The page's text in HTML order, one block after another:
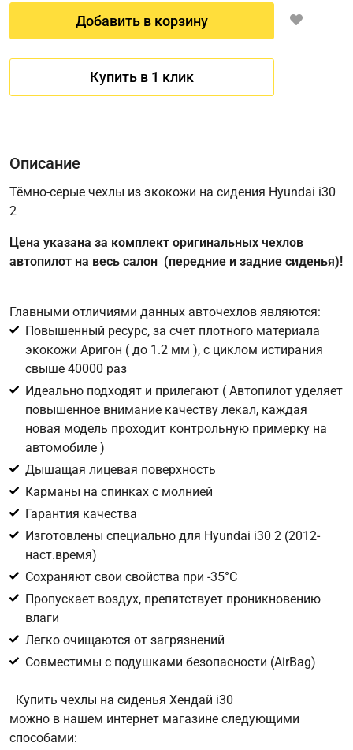
Добавить в корзину
Купить в 1 клик
Имя
Соглашение об обработке персональных данных
Для подтверждения своего согласия на обработку ваших
персональных данных в целях исполнения запроса введите
в поле ниже цифру
Цифра с картинки
Описание
Тёмно-серые чехлы из экокожи на сидения Hyundai i30
2
Цена указана за комплект оригинальных чехлов
автопилот на весь салон (передние и задние сиденья)!
Главными отличиями данных авточехлов являются:
Повышенный ресурс, за счет плотного материала
экокожи Аригон ( до 1.2 мм ), с циклом истирания
свыше 40000 раз
Идеально подходят и прилегают ( Автопилот уделяет
повышенное внимание качеству лекал, каждая
новая модель проходит контрольную примерку на
автомобиле )
Дышащая лицевая поверхность
Карманы на спинках с молнией
Гарантия качества
Изготовлены специально для Hyundai i30 2 (2012-
наст.время)
Сохраняют свои свойства при -35°С
Пропускает воздух, препятствует проникновению
влаги
Легко очищаются от загрязнений
Совместимы с подушками безопасности (AirBag)
Купить чехлы на сиденья Хендай i30
можно в нашем интернет магазине следующими
способами: